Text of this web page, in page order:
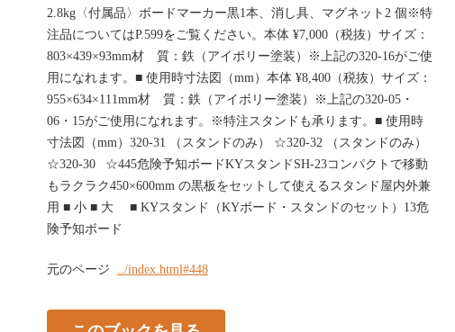
2.8kg〈付属品〉ボードマーカー黒1本、消し具、マグネット2 個※特
注品についてはP.599をご覧ください。本体 ¥7,000（税抜）サイズ：
803×439×93mm材 質：鉄（アイボリー塗装）※上記の320-16がご使
用になれます。■ 使用時寸法図（mm）本体 ¥8,400（税抜）サイズ：
955×634×111mm材 質：鉄（アイボリー塗装）※上記の320-05・
06・15がご使用になれます。※特注スタンドも承ります。■ 使用時
寸法図（mm）320-31 （スタンドのみ） ☆320-32 （スタンドのみ）
☆320-30 ☆445危険予知ボードKYスタンドSH-23コンパクトで移動
もラクラク450×600mm の黒板をセットして使えるスタンド屋内外兼
用 ■ 小 ■ 大 ■ KYスタンド（KYボード・スタンドのセット）13危
険予知ボード
元のページ ../index.html#448